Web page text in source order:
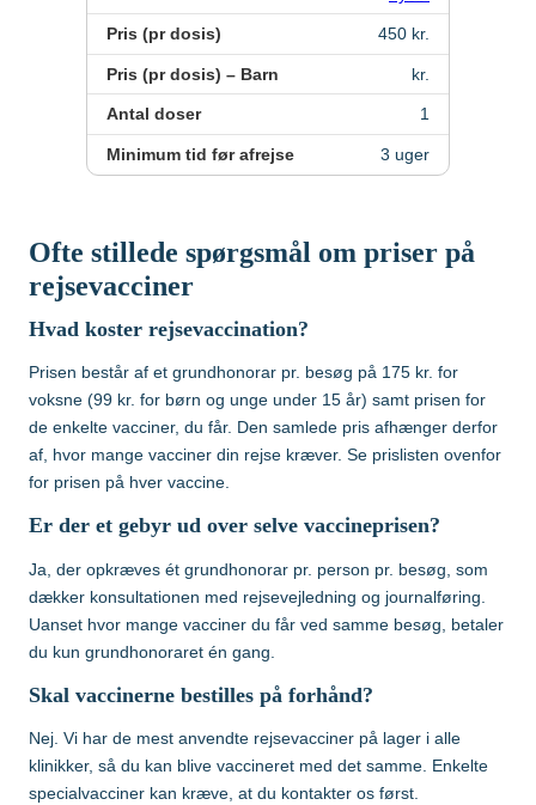
Pris (pr dosis) 450 kr.
Pris (pr dosis) – Barn kr.
Antal doser 1
Minimum tid før afrejse 3 uger
Ofte stillede spørgsmål om priser på
rejsevacciner
Hvad koster rejsevaccination?
Prisen består af et grundhonorar pr. besøg på 175 kr. for
voksne (99 kr. for børn og unge under 15 år) samt prisen for
de enkelte vacciner, du får. Den samlede pris afhænger derfor
af, hvor mange vacciner din rejse kræver. Se prislisten ovenfor
for prisen på hver vaccine.
Er der et gebyr ud over selve vaccineprisen?
Ja, der opkræves ét grundhonorar pr. person pr. besøg, som
dækker konsultationen med rejsevejledning og journalføring.
Uanset hvor mange vacciner du får ved samme besøg, betaler
du kun grundhonoraret én gang.
Skal vaccinerne bestilles på forhånd?
Nej. Vi har de mest anvendte rejsevacciner på lager i alle
klinikker, så du kan blive vaccineret med det samme. Enkelte
specialvacciner kan kræve, at du kontakter os først.